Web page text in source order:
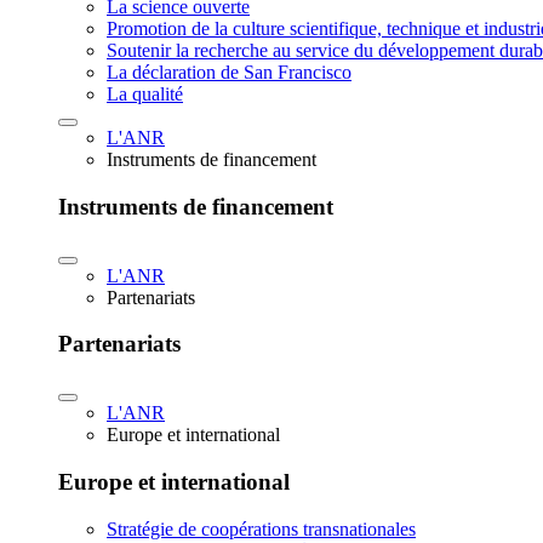
La science ouverte
Promotion de la culture scientifique, technique et
Soutenir la recherche au service du développement
La déclaration de San Francisco
La qualité
L'ANR
Instruments de financement
Instruments de financement
L'ANR
Partenariats
Partenariats
L'ANR
Europe et international
Europe et international
Stratégie de coopérations transnationales